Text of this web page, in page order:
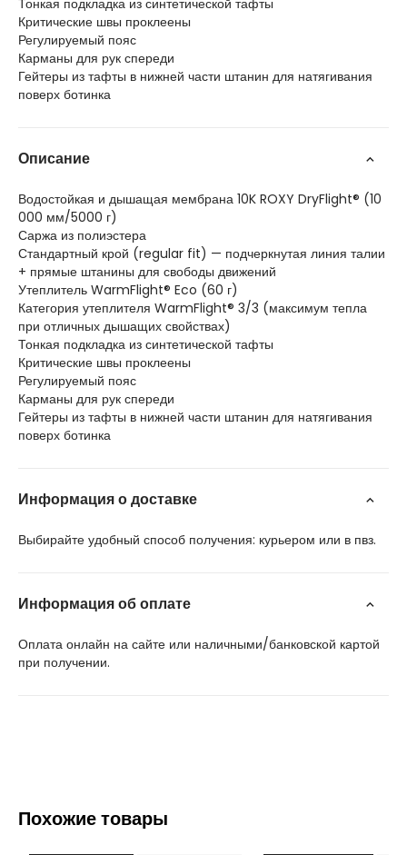
Тонкая подкладка из синтетической тафты
Критические швы проклеены
Регулируемый пояс
Карманы для рук спереди
Гейтеры из тафты в нижней части штанин для натягивания
поверх ботинка
Описание
Водостойкая и дышащая мембрана 10K ROXY DryFlight® (10
000 мм/5000 г)
Саржа из полиэстера
Стандартный крой (regular fit) — подчеркнутая линия талии
+ прямые штанины для свободы движений
Утеплитель WarmFlight® Eco (60 г)
Категория утеплителя WarmFlight® 3/3 (максимум тепла
при отличных дышащих свойствах)
Тонкая подкладка из синтетической тафты
Критические швы проклеены
Регулируемый пояс
Карманы для рук спереди
Гейтеры из тафты в нижней части штанин для натягивания
поверх ботинка
Информация о доставке
Выбирайте удобный способ получения: курьером или в пвз.
Информация об оплате
Оплата онлайн на сайте или наличными/банковской картой
при получении.
Похожие товары